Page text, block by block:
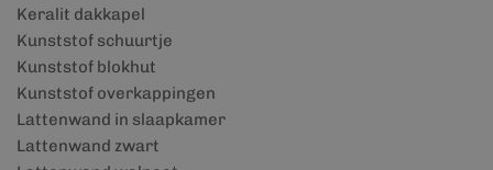
Keralit dakkapel
Kunststof schuurtje
Kunststof blokhut
Kunststof overkappingen
Lattenwand in slaapkamer
Lattenwand zwart